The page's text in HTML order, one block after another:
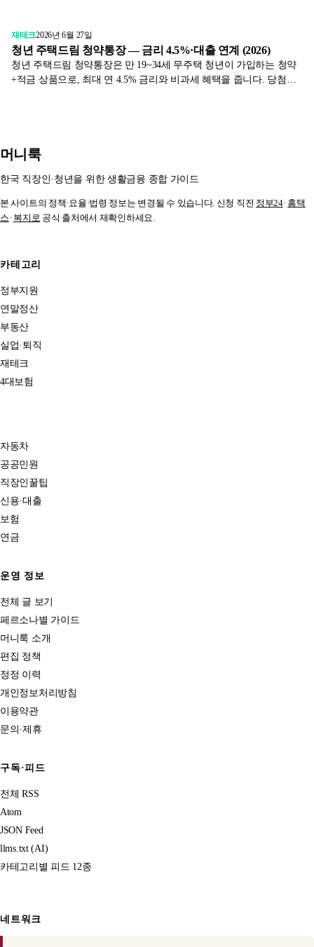
재테크2026년 6월 27일
청년 주택드림 청약통장 — 금리 4.5%·대출 연계 (2026)
청년 주택드림 청약통장은 만 19~34세 무주택 청년이 가입하는 청약
+적금 상품으로, 최대 연 4.5% 금리와 비과세 혜택을 줍니다. 당첨되
머니룩
한국 직장인·청년을 위한 생활금융 종합 가이드
본 사이트의 정책·요율·법령 정보는 변경될 수 있습니다. 신청 직전 정부24· 홈택
스· 복지로 공식 출처에서 재확인하세요.
카테고리
정부지원
연말정산
부동산
실업·퇴직
재테크
4대보험
자동차
공공민원
직장인꿀팁
신용·대출
보험
연금
운영 정보
전체 글 보기
페르소나별 가이드
머니룩 소개
편집 정책
정정 이력
개인정보처리방침
이용약관
문의·제휴
구독·피드
전체 RSS
Atom
JSON Feed
llms.txt (AI)
카테고리별 피드 12종
네트워크